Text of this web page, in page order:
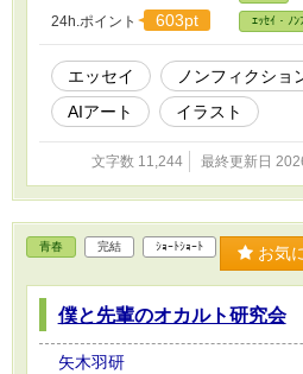
どを通常の手段では
力は最低限になるよ
ご了承ください。
時点でのものです。
24h.ポイント 603pt ｴｯｾｲ・ﾉﾝ
エッセイ ノンフィクショ
AIアート
イラスト
文字数 11,244 最終更新日
青春 完結 ｼｮｰﾄｼｮｰﾄ お気
僕と先輩のオカルト研究会
矢木羽研